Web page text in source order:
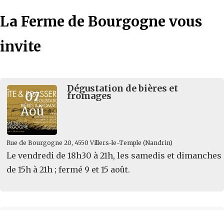
La Ferme de Bourgogne vous
invite
07
Aoû
Dégustation de bières et
fromages
Rue de Bourgogne 20, 4550 Villers-le-Temple (Nandrin)
Le vendredi de 18h30 à 21h, les samedis et dimanches
de 15h à 21h ; fermé 9 et 15 août.